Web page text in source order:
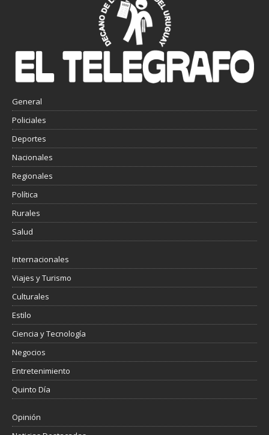
General
Policiales
Deportes
Nacionales
Regionales
Política
Rurales
Salud
Internacionales
Viajes y Turismo
Culturales
Estilo
Ciencia y Tecnología
Negocios
Entretenimiento
Quinto Día
Opinión